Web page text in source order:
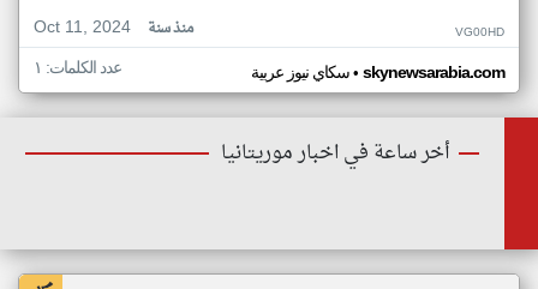
Oct 11, 2024
منذ سنة VG00HD
سكاي نيوز عربية• skynewsarabia.com عدد الكلمات: ١
أخر ساعة في اخبار موريتانيا